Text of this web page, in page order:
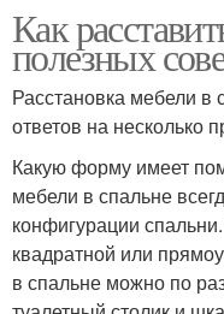
Комфорт в
Мебель в
спальне
Функциональная
Как
полезных
Расстановка мебели в
ответов на несколько
Какую форму имеет
мебели в спальне
конфигурации
квадратной или
в спальне можно по